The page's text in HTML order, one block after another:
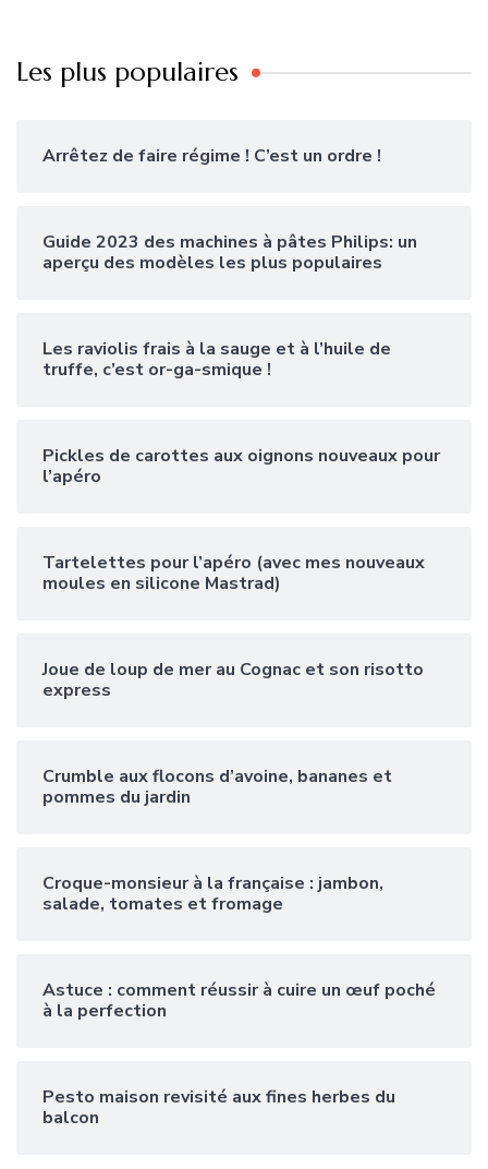
Les plus populaires
Arrêtez de faire régime ! C’est un ordre !
Guide 2023 des machines à pâtes Philips: un
aperçu des modèles les plus populaires
Les raviolis frais à la sauge et à l’huile de
truffe, c’est or-ga-smique !
Pickles de carottes aux oignons nouveaux pour
l’apéro
Tartelettes pour l’apéro (avec mes nouveaux
moules en silicone Mastrad)
Joue de loup de mer au Cognac et son risotto
express
Crumble aux flocons d’avoine, bananes et
pommes du jardin
Croque-monsieur à la française : jambon,
salade, tomates et fromage
Astuce : comment réussir à cuire un œuf poché
à la perfection
Pesto maison revisité aux fines herbes du
balcon